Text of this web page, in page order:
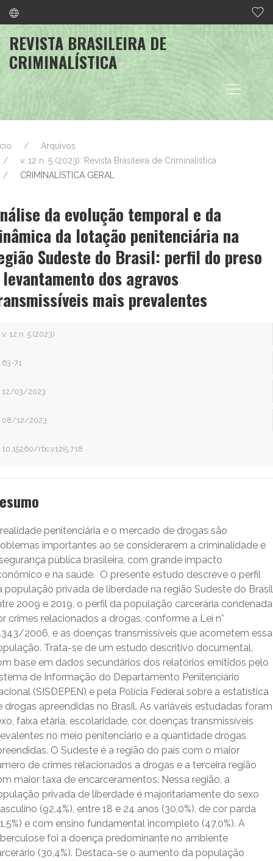
REVISTA BRASILEIRA DE
CRIMINALÍSTICA
Arquivos
v. 12 n. 5 (2023): Revista Brasileira de Criminalística
CRIMINALÍSTICA GERAL
da evolução temporal e da
da lotação penitenciária na
Sudeste do Brasil: perfil do preso
dos agravos
mais prevalentes
v. 12 n. 5 (2023)
63-71
12/03/2023
08/12/2023
10.15260/rbc.v12i5.718
penitenciária e o mercado de drogas são
importantes ao se considerarem a criminalidade e
pública brasileira, com grande impacto
e na saúde. O presente estudo descreve o perfil
população privada de liberdade na região Sudeste do Brasil
2009 e 2019, o perfil da população carcerária condenada
crimes relacionados a drogas, conforme a Lei n°
2006, e as doenças transmissíveis que acometem essa
Trata-se de um estudo descritivo documental,
base em dados secundários dos relatórios emitidos pelo
de Informação do Departamento Penitenciário
(SISDEPEN) e pela Polícia Federal sobre a estatística
drogas apreendidas no Brasil. As variáveis estudadas foram
faixa etária, escolaridade, cor, doenças transmissíveis
no meio penitenciário e a quantidade drogas
O Sudeste é a região do país com o maior
de crimes relacionados a drogas e a terceira região
maior taxa de encarceramentos. Nessa região, a
privada de liberdade é majoritariamente do sexo
(92,4%), entre 18 e 24 anos (30,0%), de cor parda
e com ensino fundamental incompleto (47,0%). A
foi a doença predominante no ambiente
(30,4%). Destaca-se o aumento da população